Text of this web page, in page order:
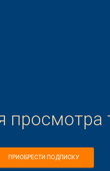
ПРИОБРЕСТИ ПОДПИСКУ